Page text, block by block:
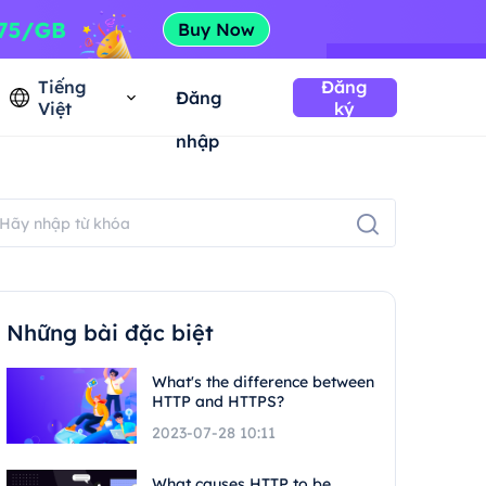
Tiếng
Việt
Đăng
nhập
Đăng
ký
Những bài đặc biệt
What's the difference between
HTTP and HTTPS?
2023-07-28 10:11